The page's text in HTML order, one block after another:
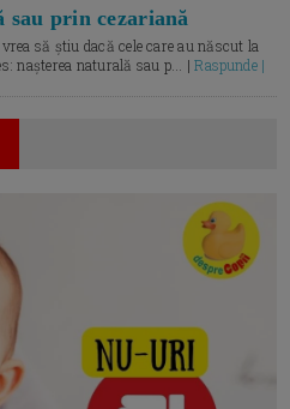
sau prin cezariană
să știu dacă cele care au născut la
nașterea naturală sau p... |Raspunde |